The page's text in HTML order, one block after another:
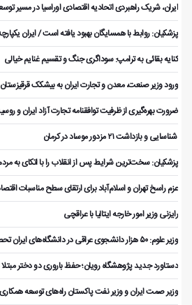
ایران، شریک راهبردی اتحادیه اقتصادی اوراسیا در مسیر
پزشکیان: روابط با همسایگان بهبود یافته است / ایران
کنایه بقائی به ترامپ: سوداگری جنگ و تقسیم غنایم خیالی
ورود وزیر صنعت، معدن و تجارت ایران به بیشکک قرقیزستان
ضرورت بهره‌گیری از ظرفیت توافقنامه تجارت آزاد ایران و
️ شناسایی و بازداشت ۲۱ مزدور موساد در کرمان
پزشکیان: سخت‌ترین شرایط پس از انقلاب را با اتکای به
عزم راسخ تهران و اسلام‌آباد برای ارتقای سطح مناسبات
رایزنی وزیر امور خارجه ایتالیا با عراقچی
وزیر علوم: ۵۰ هزار دانشجوی عراقی در دانشگاه‌های ایران تحصیل می‌کنند
دستاورد جدید پژوهشگاه رویان؛ حفظ باروری دو دختر
وزیر صمت ایران و وزیر نفت پاکستان راه‌های توسعه